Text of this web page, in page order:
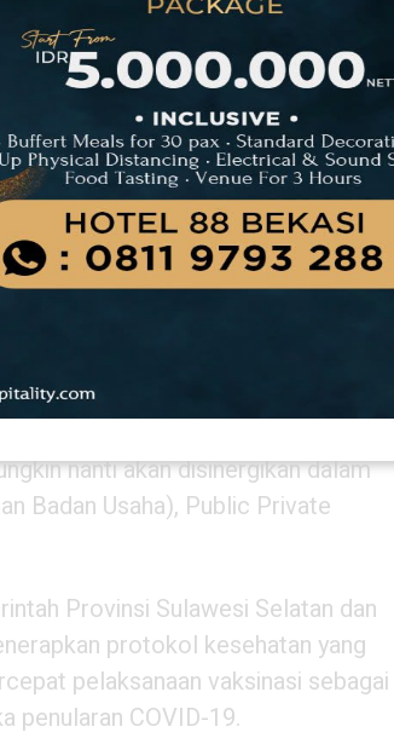
kreatif sebagai lokomotif
satu narasi ekonomi yang
program-program yang tepat
kata Sandiaga.
program yang dicanangkan
ke depan. Tidak hanya dengan
dengan dunia usaha.
langsung. Tadi kita sudah lihat
yang tengah diajukan sebagai
dari (Plt) gubernur
nanti akan disinergikan dalam
Badan Usaha), Public Private
Provinsi Sulawesi Selatan dan
protokol kesehatan yang
pelaksanaan vaksinasi sebagai
penularan COVID-19.